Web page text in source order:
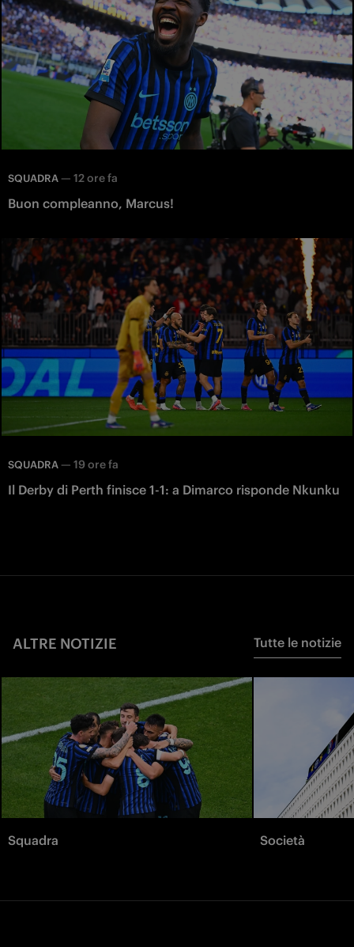
SQUADRA — 12 ore fa
Buon compleanno, Marcus!
SQUADRA — 19 ore fa
Il Derby di Perth finisce 1-1: a Dimarco risponde Nkunku
ALTRE NOTIZIE Tutte le notizie
Squadra Società